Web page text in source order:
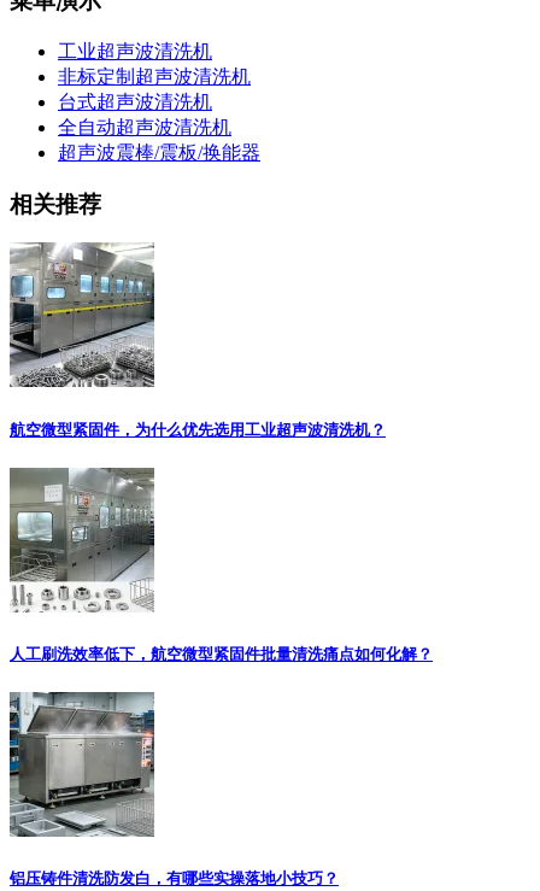
工业超声波清洗机
非标定制超声波清洗机
台式超声波清洗机
全自动超声波清洗机
超声波震棒/震板/换能器
相关推荐
航空微型紧固件，为什么优先选用工业超声波清洗机？
人工刷洗效率低下，航空微型紧固件批量清洗痛点如何化解？
铝压铸件清洗防发白，有哪些实操落地小技巧？